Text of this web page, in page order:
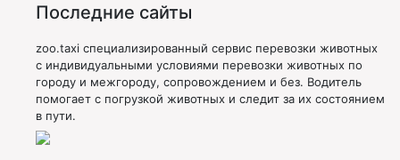
Последние сайты
zoo.taxi специализированный сервис перевозки животных
с индивидуальными условиями перевозки животных по
городу и межгороду, сопровождением и без. Водитель
помогает с погрузкой животных и следит за их состоянием
в пути.